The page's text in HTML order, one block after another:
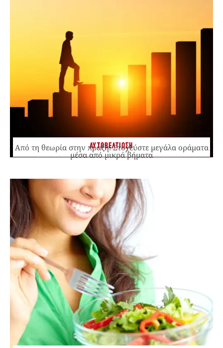
ΑΥΤΟΒΕΛΤΙΩΣΗ
Από τη θεωρία στην πράξη: Στοχεύστε μεγάλα οράματα
μέσα από μικρά βήματα